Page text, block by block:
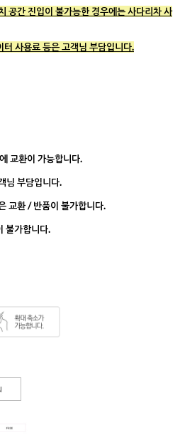
공간 진입이 불가능한 경우에는 사다리차 사
사용료 등은 고객님 부담입니다.
교환이 가능합니다.
님 부담입니다.
교환 / 반품이 불가합니다.
불가합니다.